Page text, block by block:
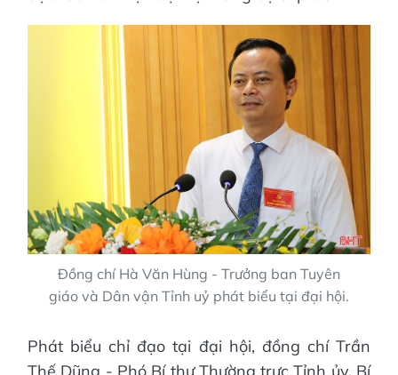
Đồng chí Hà Văn Hùng - Trưởng ban Tuyên
giáo và Dân vận Tỉnh uỷ phát biểu tại đại hội.
Phát biểu chỉ đạo tại đại hội, đồng chí Trần
Thế Dũng - Phó Bí thư Thường trực Tỉnh ủy, Bí